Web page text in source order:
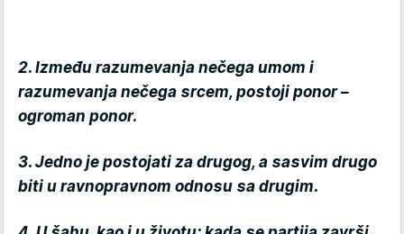
2. Između razumevanja nečega umom i
razumevanja nečega srcem, postoji ponor –
ogroman ponor.
3. Jedno je postojati za drugog, a sasvim drugo
biti u ravnopravnom odnosu sa drugim.